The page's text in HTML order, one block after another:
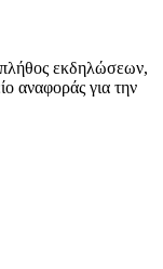
εκδηλώσεων,
αναφοράς για την